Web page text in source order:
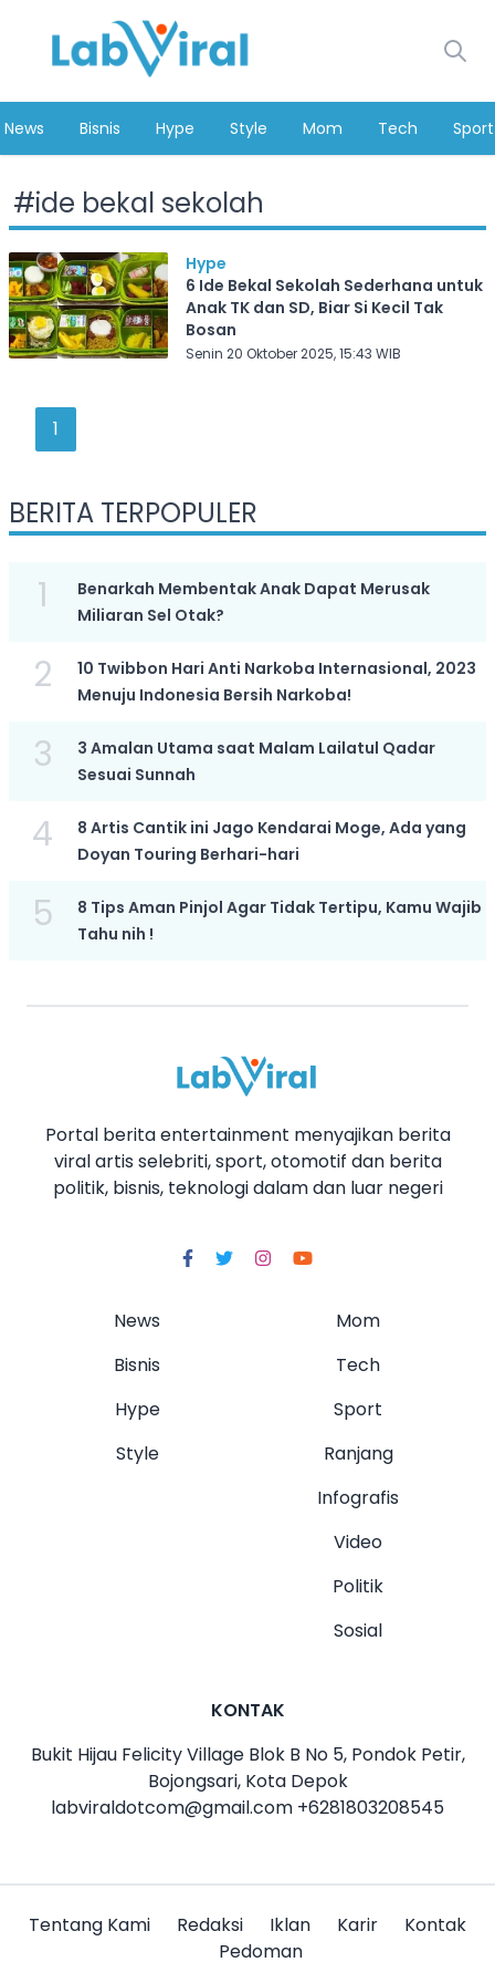
News Bisnis Hype Style Mom Tech Sport
#ide bekal sekolah
Hype
6 Ide Bekal Sekolah Sederhana untuk
Anak TK dan SD, Biar Si Kecil Tak
Bosan
Senin 20 Oktober 2025, 15:43 WIB
1
BERITA TERPOPULER
1
Benarkah Membentak Anak Dapat Merusak
Miliaran Sel Otak?
2
10 Twibbon Hari Anti Narkoba Internasional, 2023
Menuju Indonesia Bersih Narkoba!
3
3 Amalan Utama saat Malam Lailatul Qadar
Sesuai Sunnah
4
8 Artis Cantik ini Jago Kendarai Moge, Ada yang
Doyan Touring Berhari-hari
5
8 Tips Aman Pinjol Agar Tidak Tertipu, Kamu Wajib
Tahu nih !
Portal berita entertainment menyajikan berita
viral artis selebriti, sport, otomotif dan berita
politik, bisnis, teknologi dalam dan luar negeri
News
Bisnis
Hype
Style
Mom
Tech
Sport
Ranjang
Infografis
Video
Politik
Sosial
KONTAK
Bukit Hijau Felicity Village Blok B No 5, Pondok Petir,
Bojongsari, Kota Depok
labviraldotcom@gmail.com +6281803208545
Tentang Kami Redaksi Iklan Karir
Kontak
Pedoman